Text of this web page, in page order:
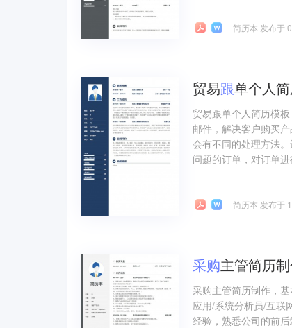
简历本 发布于
贸易跟单个人
贸易跟单个人简历模
邮件，解决客户购买
会有不同的处理方法
问题的订单，对订单
简历本 发布于
采购主管简历
采购主管简历制作，
应用/系统分析员/互联
经验，熟悉公司的前